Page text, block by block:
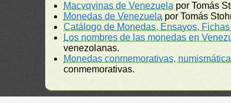
Macvqvinas de Venezuela por Tomás
Monedas de Venezuela por Tomás
Catálogo de Monedas, Ensayos,
Los nombres de las monedas en
venezolanas.
Monedas conmemorativas,
conmemorativas.